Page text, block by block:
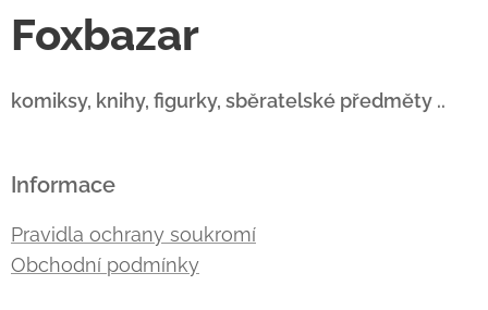
Foxbazar
komiksy, knihy, figurky, sběratelské předměty ..
Informace
Pravidla ochrany soukromí
Obchodní podmínky